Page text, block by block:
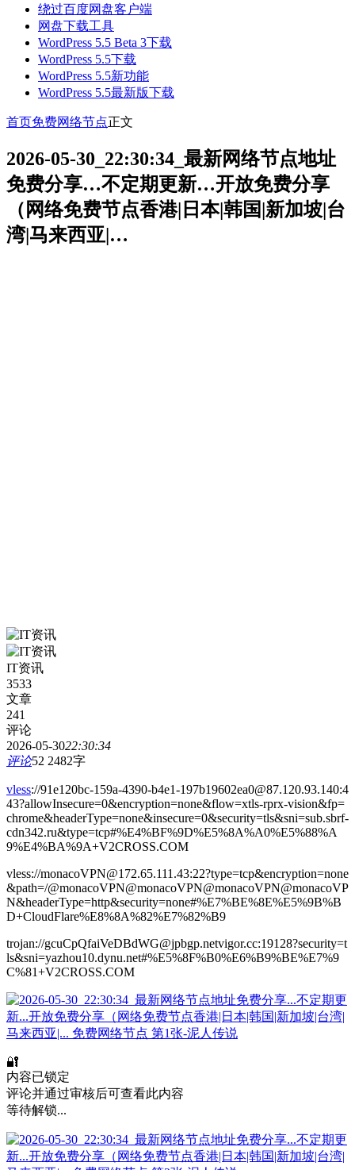
绕过百度网盘客户端
网盘下载工具
WordPress 5.5 Beta 3下载
WordPress 5.5下载
WordPress 5.5新功能
WordPress 5.5最新版下载
首页免费网络节点正文
2026-05-30_22:30:34_最新网络节点地址
免费分享…不定期更新…开放免费分享
（网络免费节点香港|日本|韩国|新加坡|台
湾|马来西亚|…
IT资讯
3533
文章
241
评论
2026-05-3022:30:34
评论52 2482字
vless://91e120bc-159a-4390-b4e1-197b19602ea0@87.120.93.140:4
43?allowInsecure=0&encryption=none&flow=xtls-rprx-vision&fp=
chrome&headerType=none&insecure=0&security=tls&sni=sub.sbrf-
cdn342.ru&type=tcp#%E4%BF%9D%E5%8A%A0%E5%88%A
9%E4%BA%9A+V2CROSS.COM
vless://monacoVPN@172.65.111.43:22?type=tcp&encryption=none
&path=/@monacoVPN@monacoVPN@monacoVPN@monacoVP
N&headerType=http&security=none#%E7%BE%8E%E5%9B%B
D+CloudFlare%E8%8A%82%E7%82%B9
trojan://gcuCpQfaiVeDBdWG@jpbgp.netvigor.cc:19128?security=t
ls&sni=yazhou10.dynu.net#%E5%8F%B0%E6%B9%BE%E7%9
C%81+V2CROSS.COM
🔐
内容已锁定
评论并通过审核后可查看此内容
等待解锁...